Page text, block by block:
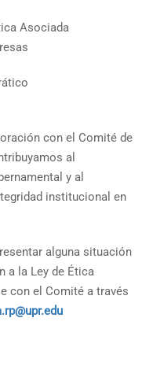
Asociada
con el Comité de
al
y al
institucional en
alguna situación
a la Ley de Ética
con el Comité a través